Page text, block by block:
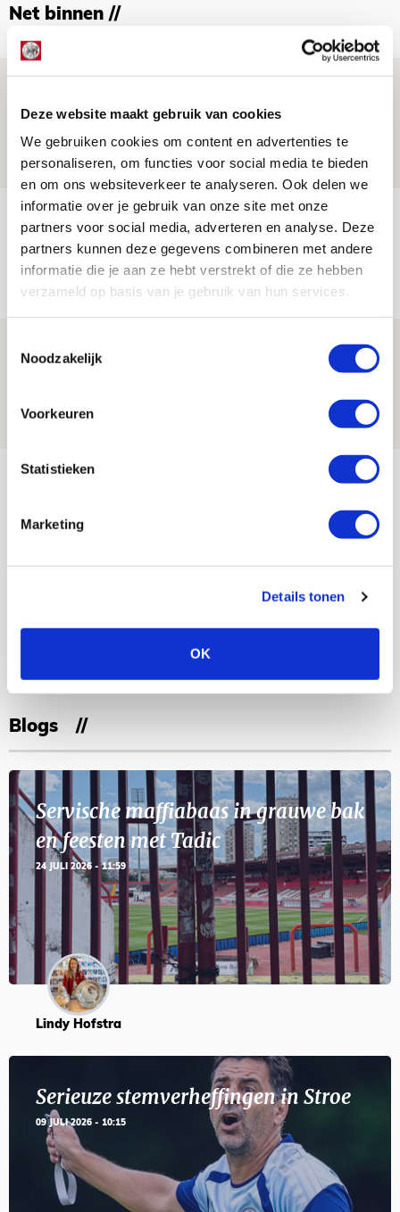
Deze website maakt gebruik van cookies
We gebruiken cookies om content en advertenties te
personaliseren, om functies voor social media te bieden
en om ons websiteverkeer te analyseren. Ook delen we
informatie over je gebruik van onze site met onze
partners voor social media, adverteren en analyse. Deze
partners kunnen deze gegevens combineren met andere
informatie die je aan ze hebt verstrekt of die ze hebben
verzameld op basis van je gebruik van hun services.
Noodzakelijk
Voorkeuren
Statistieken
Marketing
Details tonen
OK
Net binnen //
de Johan Cruijff Arena?
07 AUGUSTUS 2026 - 00:36
NIEUWS
Trotse Klaassen: ‘Vierhonderd duels
voor mijn club is heel speciaal’
06 AUGUSTUS 2026 - 23:43
NIEUWS
Ajax zet Shelbourne eenvoudig opzij en
reist met vertrouwen naar Dublin
Bekijk meer
23
11
Blogs
Servische maffiabaas in grauwe bak
en feesten met Tadic
24 JULI 2026 - 11:59
Lindy Hofstra
Serieuze stemverheffingen in Stroe
09 JULI 2026 - 10:15